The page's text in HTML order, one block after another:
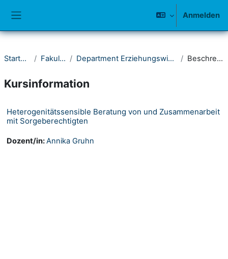
Anmelden
Startseite Fakultät II Department Erziehungswissenschaft Beschreibung
Kursinformation
Heterogenitätssensible Beratung von und Zusammenarbeit
mit Sorgeberechtigten
Dozent/in:Annika Gruhn